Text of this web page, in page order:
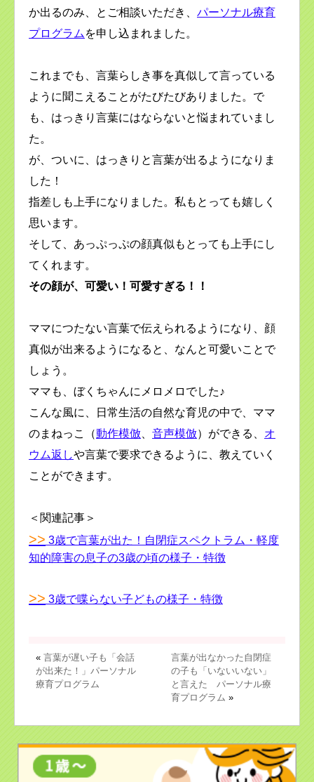
か出るのみ、とご相談いただき、 パーソナル療育
プログラム を申し込まれました。
これまでも、言葉らしき事を真似して言っている
ように聞こえることがたびたびありました。で
も、はっきり言葉にはならないと悩まれていまし
た。
が、ついに、はっきりと言葉が出るようになりま
した！
指差しも上手になりました。私もとっても嬉しく
思います。
そして、あっぷっぷの顔真似もとっても上手にし
てくれます。
その顔が、可愛い！可愛すぎる！！
ママにつたない言葉で伝えられるようになり、顔
真似が出来るようになると、なんと可愛いことで
しょう。
ママも、ぼくちゃんにメロメロでした♪
こんな風に、日常生活の自然な育児の中で、ママ
のまねっこ（動作模倣 音声模倣）ができる、 オ
ウム返しや言葉で要求できるように、教えていく
ことができます。
＜関連記事＞
>> 3歳で言葉が出た！自閉症スペクトラム・軽度
知的障害の息子の3歳の頃の様子・特徴
>> 3歳で喋らない子どもの様子・特徴
« 言葉が遅い子も「会話
が出来た！」パーソナル
療育プログラム
言葉が出なかった自閉症
の子も「いないいない」
と言えた パーソナル療
育プログラム »